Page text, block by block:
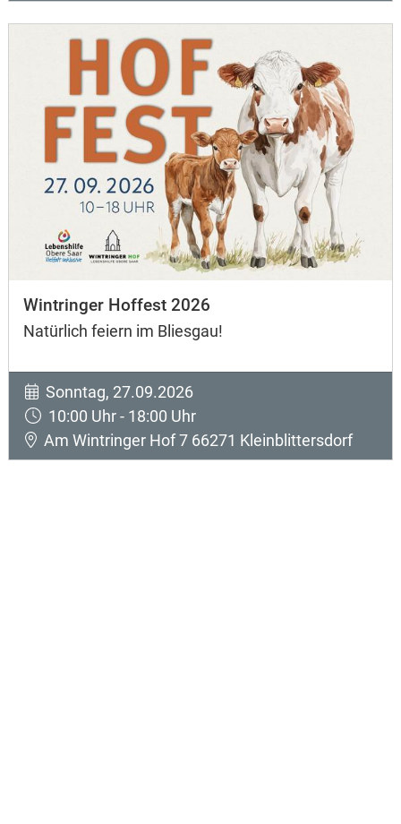
Wintringer Hoffest 2026
Natürlich feiern im Bliesgau!
Sonntag, 27.09.2026
10:00 Uhr - 18:00 Uhr
Am Wintringer Hof 7 66271 Kleinblittersdorf